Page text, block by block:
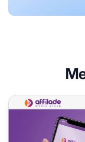
Affilade Media